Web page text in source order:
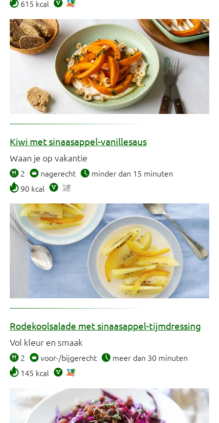
615 kcal
Kiwi met sinaasappel-vanillesaus
Waan je op vakantie
2 nagerecht
minder dan 15 minuten
90 kcal
Rodekoolsalade met sinaasappel-tijmdressing
Vol kleur en smaak
2 voor-/bijgerecht
meer dan 30 minuten
145 kcal